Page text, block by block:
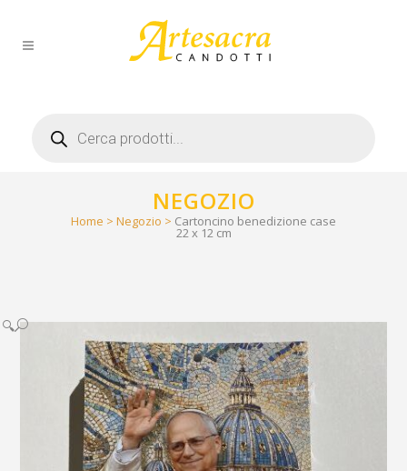
search
NEGOZIO
Home > Negozio > Cartoncino benedizione case
22 x 12 cm
🔍